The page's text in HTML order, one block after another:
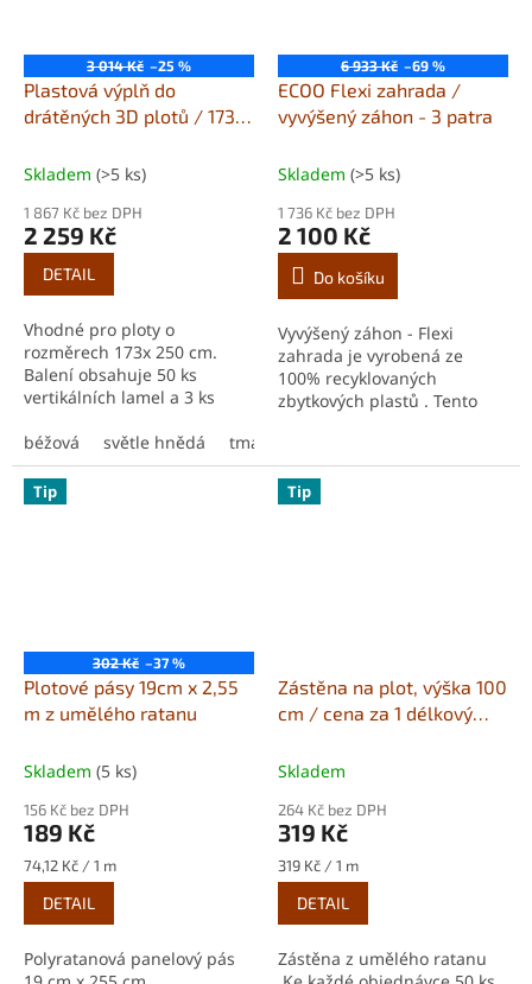
3 014 Kč –25 %
Plastová výplň do
drátěných 3D plotů / 173 x
drátěných 3D plotů
Skladem (>5 ks)
1 867 Kč bez DPH
2 259 Kč
DETAIL
Vhodné pro ploty o
rozměrech 173x 250 cm.
Balení obsahuje 50 ks
vertikálních lamel a 3 ks
instalace a připevnění.
Vysoce odolné vůči
klimatickým...
béžová světle hnědá tmavě hnědá
6 933 Kč –69 %
ECOO Flexi zahrada /
vyvýšený záhon - 3 patra
Skladem (>5 ks)
1 736 Kč bez DPH
2 100 Kč
Do košíku
Vyvýšený záhon - Flexi
zahrada je vyrobená ze
100% recyklovaných
zbytkových plastů . Tento
vytvořit čtyři různé verze,...
Tip
302 Kč –37 %
Plotové pásy 19cm x 2,55
m z umělého ratanu
Skladem (5 ks)
156 Kč bez DPH
189 Kč
Měrná
cena:
74,12 Kč / 1 m
DETAIL
Polyratanová panelový pás
Tip
Zástěna na plot, výška 100
cm / cena za 1 délkový
Skladem
264 Kč bez DPH
319 Kč
Měrná
cena:
319 Kč / 1 m
DETAIL
Zástěna z umělého ratanu